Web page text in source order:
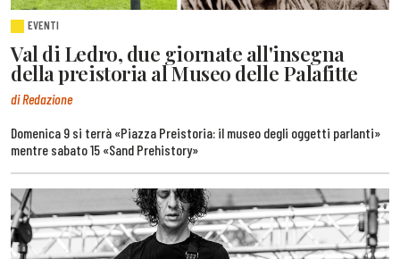
EVENTI
Val di Ledro, due giornate all'insegna
della preistoria al Museo delle Palafitte
di Redazione
Domenica 9 si terrà «Piazza Preistoria: il museo degli oggetti parlanti»
mentre sabato 15 «Sand Prehistory»